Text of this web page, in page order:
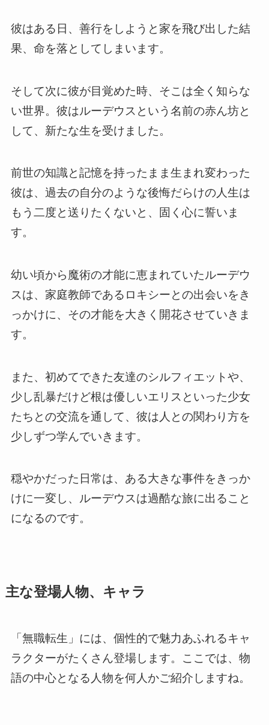
彼はある日、善行をしようと家を飛び出した結
果、命を落としてしまいます。
そして次に彼が目覚めた時、そこは全く知らな
い世界。彼はルーデウスという名前の赤ん坊と
して、新たな生を受けました。
前世の知識と記憶を持ったまま生まれ変わった
彼は、過去の自分のような後悔だらけの人生は
もう二度と送りたくないと、固く心に誓いま
す。
幼い頃から魔術の才能に恵まれていたルーデウ
スは、家庭教師であるロキシーとの出会いをき
っかけに、その才能を大きく開花させていきま
す。
また、初めてできた友達のシルフィエットや、
少し乱暴だけど根は優しいエリスといった少女
たちとの交流を通して、彼は人との関わり方を
少しずつ学んでいきます。
穏やかだった日常は、ある大きな事件をきっか
けに一変し、ルーデウスは過酷な旅に出ること
になるのです。
主な登場人物、キャラ
「無職転生」には、個性的で魅力あふれるキャ
ラクターがたくさん登場します。ここでは、物
語の中心となる人物を何人かご紹介しますね。